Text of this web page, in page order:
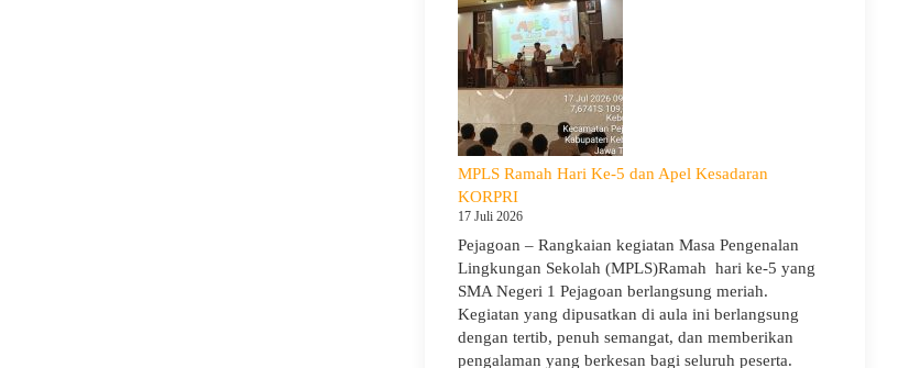
1
Pejagoan
Gelar
Penerimaan
Tamu
Ambalan
dan
Wira
Jiwa
Kepemimpinan,
Pengabdian,
dan
Kepedulian
MPLS Ramah Hari Ke-5 dan Apel Kesadaran
KORPRI
17 Juli 2026
Pejagoan – Rangkaian kegiatan Masa Pengenalan
Lingkungan Sekolah (MPLS)Ramah hari ke-5 yang
SMA Negeri 1 Pejagoan berlangsung meriah.
Kegiatan yang dipusatkan di aula ini berlangsung
dengan tertib, penuh semangat, dan memberikan
pengalaman yang berkesan bagi seluruh peserta.